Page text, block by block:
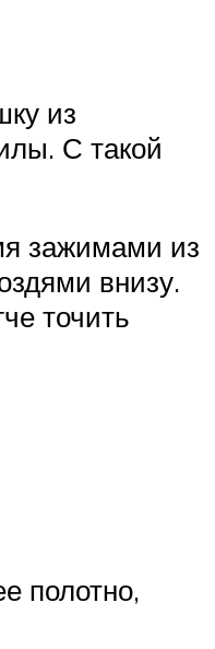
из
С такой
зажимами из
внизу.
точить
полотно,